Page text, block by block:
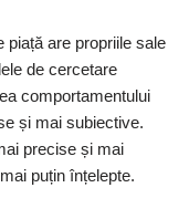
piață are propriile sale
de cercetare
comportamentului
și mai subiective.
precise și mai
puțin înțelepte.